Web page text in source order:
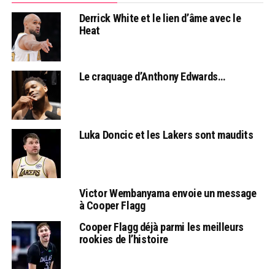
Derrick White et le lien d’âme avec le
Heat
Le craquage d’Anthony Edwards…
Luka Doncic et les Lakers sont maudits
Victor Wembanyama envoie un message
à Cooper Flagg
Cooper Flagg déjà parmi les meilleurs
rookies de l’histoire